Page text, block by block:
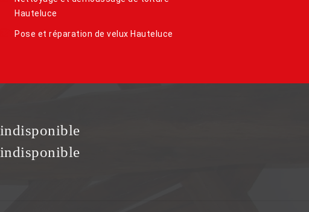
Hauteluce
Pose et réparation de velux Hauteluce
indisponible
indisponible